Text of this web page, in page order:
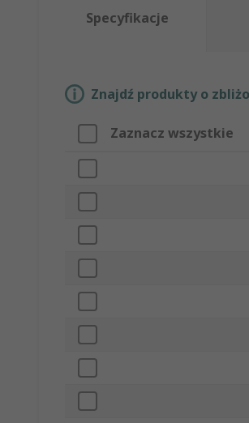
Specyfikacje
Znajdź produkty o
Zaznacz wszystkie